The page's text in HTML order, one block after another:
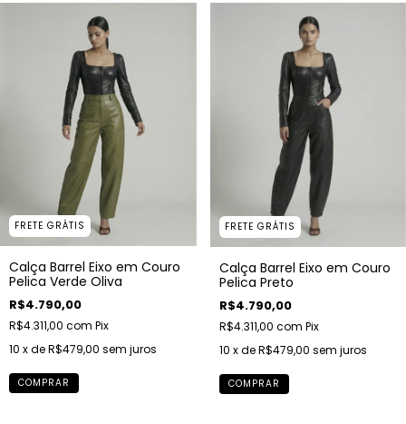
FRETE GRÁTIS
Calça Barrel Eixo em Couro
Pelica Verde Oliva
R$4.790,00
R$4.311,00 com Pix
10 x deR$479,00 sem juros
COMPRAR
FRETE GRÁTIS
Calça Barrel Eixo em Couro
Pelica Preto
R$4.790,00
R$4.311,00 com Pix
10 x deR$479,00 sem juros
COMPRAR